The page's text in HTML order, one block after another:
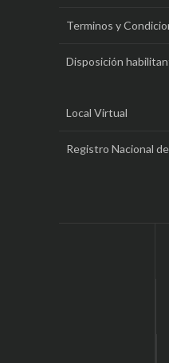
Terminos y
Disposición
Local Virtual
Registro Nacional